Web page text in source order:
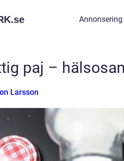
se Annonsering
paj –
Larsson